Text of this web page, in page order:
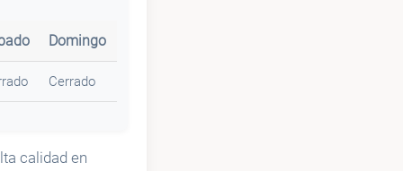
Domingo
Cerrado
calidad en